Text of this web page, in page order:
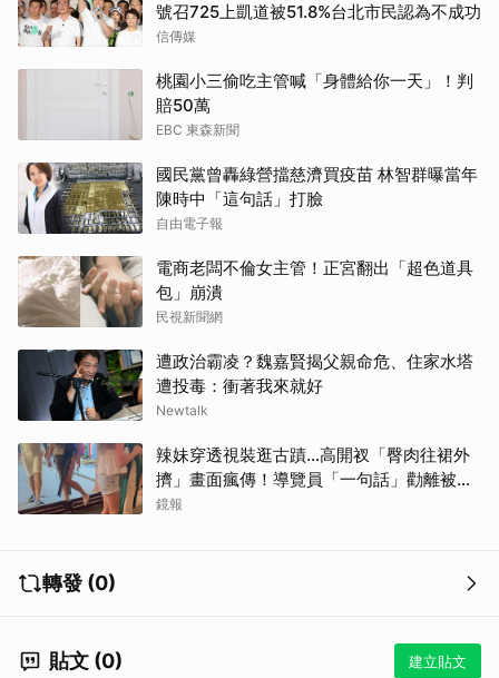
號召725上凱道被51.8%台北市民認為不成功
信傳媒
桃園小三偷吃主管喊「身體給你一天」！判
賠50萬
EBC 東森新聞
國民黨曾轟綠營擋慈濟買疫苗 林智群曝當年
陳時中「這句話」打臉
自由電子報
電商老闆不倫女主管！正宮翻出「超色道具
包」崩潰
民視新聞網
遭政治霸凌？魏嘉賢揭父親命危、住家水塔
遭投毒：衝著我來就好
Newtalk
辣妹穿透視裝逛古蹟…高開衩「臀肉往裙外
擠」畫面瘋傳！導覽員「一句話」勸離被狂
讚
鏡報
轉發 (0)
貼文 (0) 建立貼文